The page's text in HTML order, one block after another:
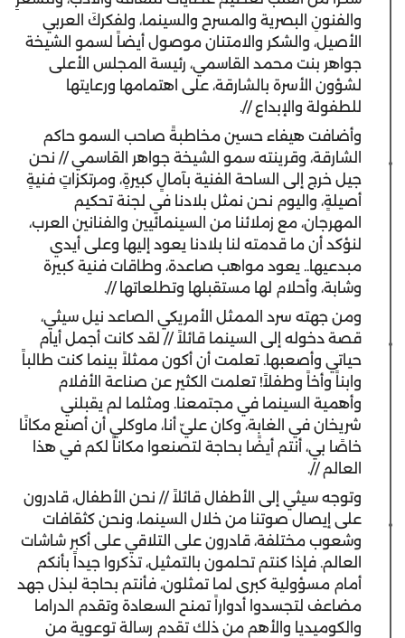
والفنونِ البصرية والمسرح والسينما، ولفكركَ العربي
الأصيل، والشكر والامتنان موصول أيضاً لسمو الشيخة
جواهر بنت محمد القاسمي، رئيسة المجلس الأعلى
لشؤون الأسرة بالشارقة، على اهتمامها ورعايتها
للطفولة والإبداع //.
وأضافت هيفاء حسين مخاطبةً صاحب السمو حاكم
الشارقة، وقرينته سمو الشيخة جواهر القاسمي // نحن
جيل خرج إلى الساحة الفنية بآمالٍ كبيرةٍ، ومرتكزاتٍ فنيةٍ
أصيلةٍ، واليوم نحن نمثل بلادنا في لجنة تحكيم
المهرجان، مع زملائنا من السينمائيين والفنانين العرب،
لنؤكد أن ما قدمته لنا بلادنا يعود إليها وعلى أيدي
مبدعيها.. يعود مواهب صاعدة، وطاقات فنية كبيرة
وشابة، وأحلام لها مستقبلها وتطلعاتها //.
ومن جهته سرد الممثل الأمريكي الصاعد نيل سيثي،
قصة دخوله إلى السينما قائلاً // لقد كانت أجمل أيام
حياتي وأصعبها. تعلمت أن أكون ممثلاً بينما كنت طالباً
وابناً وأخاً وطفلاً! تعلمت الكثير عن صناعة الأفلام
وأهمية السينما في مجتمعنا. ومثلما لم يقبلني
شريخان في الغابة، وكان عليّ أنا، ماوكلي أن أصنع مكانًا
خاصًا بي، أنتم أيضًا بحاجة لتصنعوا مكاناً لكم في هذا
العالم //.
وتوجه سيثي إلى الأطفال قائلاً // نحن الأطفال، قادرون
على إيصال صوتنا من خلال السينما، ونحن كثقافات
وشعوب مختلفة، قادرون على التلاقي على أكبر شاشات
العالم. فإذا كنتم تحلمون بالتمثيل، تذكروا جيداً بأنكم
أمام مسؤولية كبرى لما تمثلون، فأنتم بحاجة لبذل جهد
مضاعف لتجسدوا أدواراً تمنح السعادة وتقدم الدراما
والكوميديا والأهم من ذلك تقدم رسالة توعوية من